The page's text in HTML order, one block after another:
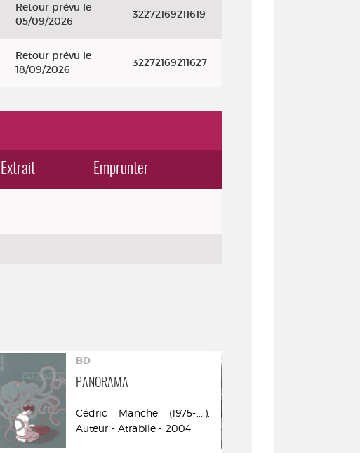
Retour prévu le
05/09/2026
32272169211619
Retour prévu le
18/09/2026
32272169211627
Extrait Emprunter
BD
PANORAMA
Cédric Manche (1975-....).
Auteur - Atrabile - 2004